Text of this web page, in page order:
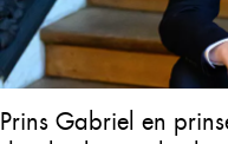
Prins Gabriel en